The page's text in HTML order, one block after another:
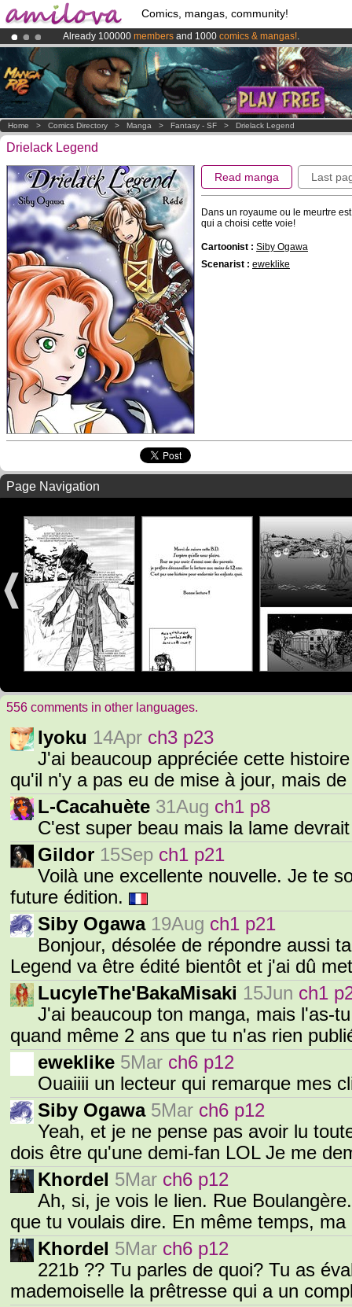
Comics, mangas, community!
Already 100000 members and 1000 comics & mangas!.
Premium membership from3.95 eurosper month !Get membership
AmilovaKickstarter is now LIVE!.
Home > Comics Directory > Manga > Fantasy - SF > Drielack Legend
Drielack Legend
Read manga Last
Dans un royaume ou le meurtre
qui a choisi cette voie!
Cartoonist : Siby Ogawa
Scenarist : eweklike
Page Navigation
556 comments in other languages.
Iyoku 14Apr ch3 p23
J'ai beaucoup appréciée cette
qu'il n'y a pas eu de mise à jour, mais
L-Cacahuète 31Aug ch1 p8
C'est super beau mais la lame
Gildor 15Sep ch1 p21
Voilà une excellente nouvelle. Je te
future édition.
Siby Ogawa 19Aug ch1 p21
Bonjour, désolée de répondre aussi
Legend va être édité bientôt et j'ai dû
LucyleThe'BakaMisaki 15Jun ch1
J'ai beaucoup ton manga, mais l'as-
quand même 2 ans que tu n'as rien
eweklike 5Mar ch6 p12
Ouaiiii un lecteur qui remarque mes
Siby Ogawa 5Mar ch6 p12
Yeah, et je ne pense pas avoir lu
dois être qu'une demi-fan LOL Je me
Khordel 5Mar ch6 p12
Ah, si, je vois le lien. Rue
que tu voulais dire. En même temps,
Khordel 5Mar ch6 p12
221b ?? Tu parles de quoi? Tu as
mademoiselle la prêtresse qui a un